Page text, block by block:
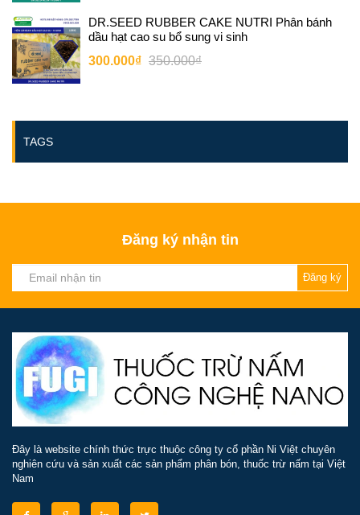
DR.SEED RUBBER CAKE NUTRI Phân bánh
dầu hạt cao su bổ sung vi sinh
300.000₫ 350.000₫
TAGS
Đăng ký nhận tin
Đăng ký
Đây là website chính thức trực thuộc công ty cổ phần Ni Việt chuyên
nghiên cứu và sản xuất các sản phẩm phân bón, thuốc trừ nấm tại Việt
Nam